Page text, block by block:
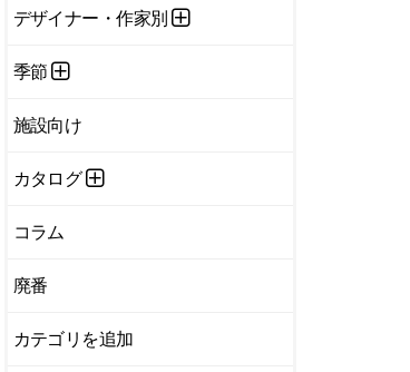
デザイナー・作家別
季節
施設向け
カタログ
コラム
廃番
カテゴリを追加